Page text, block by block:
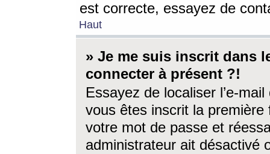
est correcte, essayez de
Haut
» Je me suis inscrit dans
connecter à présent ?!
Essayez de localiser l’e-
vous êtes inscrit la première
votre mot de passe et
administrateur ait désactivé